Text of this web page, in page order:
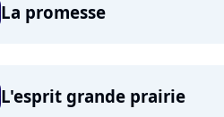
La promesse
L'esprit grande prairie